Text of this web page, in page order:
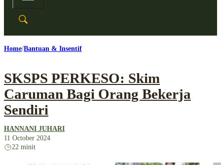
Home Bantuan & Insentif
SKSPS PERKESO: Skim
Caruman Bagi Orang Bekerja
Sendiri
HANNANI JUHARI
11 October 2024
22 minit